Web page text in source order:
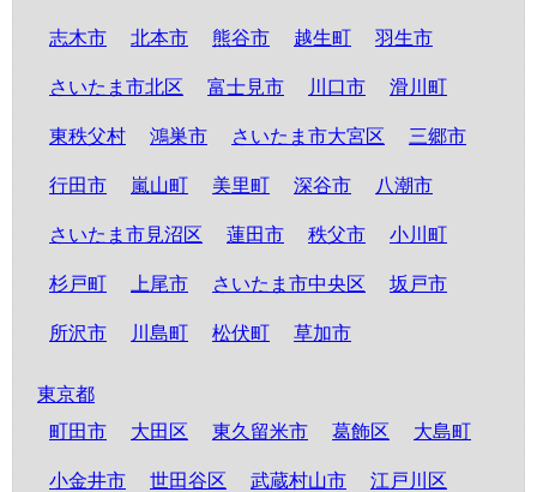
志木市 北本市 熊谷市 越生町 羽生市
さいたま市北区 富士見市 川口市 滑川町
東秩父村 鴻巣市 さいたま市大宮区 三郷市
行田市 嵐山町 美里町 深谷市 八潮市
さいたま市見沼区 蓮田市 秩父市 小川町
杉戸町 上尾市 さいたま市中央区 坂戸市
所沢市 川島町 松伏町 草加市
東京都
町田市
大田区 東久留米市 葛飾区 大島町
小金井市 世田谷区 武蔵村山市 江戸川区